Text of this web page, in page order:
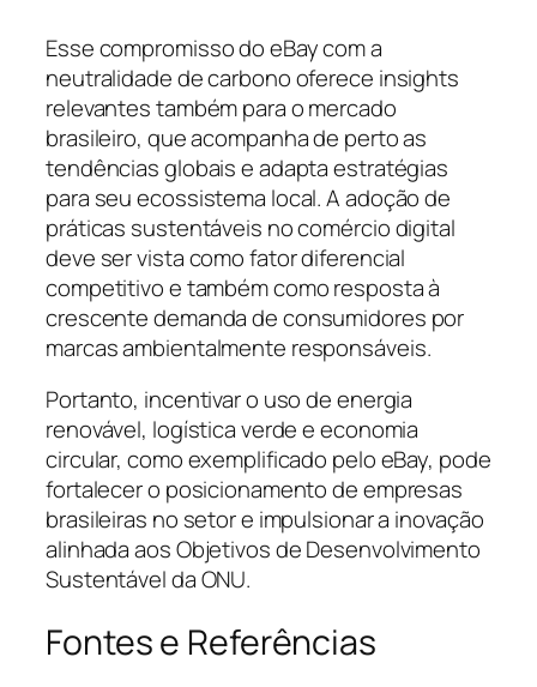
Esse compromisso do eBay com a
neutralidade de carbono oferece insights
relevantes também para o mercado
brasileiro, que acompanha de perto as
tendências globais e adapta estratégias
para seu ecossistema local. A adoção de
práticas sustentáveis no comércio digital
deve ser vista como fator diferencial
competitivo e também como resposta à
crescente demanda de consumidores por
marcas ambientalmente responsáveis.
Portanto, incentivar o uso de energia
renovável, logística verde e economia
circular, como exemplificado pelo eBay, pode
fortalecer o posicionamento de empresas
brasileiras no setor e impulsionar a inovação
alinhada aos Objetivos de Desenvolvimento
Sustentável da ONU.
Fontes e Referências